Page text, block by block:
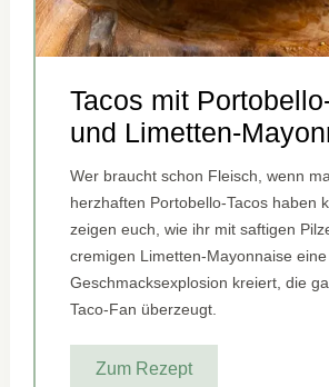
Tacos mit
und Limetten-
Wer braucht schon Fleisch, wenn
herzhaften Portobello-Tacos haben
zeigen euch, wie ihr mit saftigen
cremigen Limetten-Mayonnaise
Geschmacksexplosion kreiert, die
Taco-Fan überzeugt.
Zum Rezept